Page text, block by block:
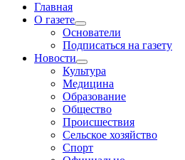
Главная
О газете
Основатели
Подписаться на газету
Новости
Культура
Медицина
Образование
Общество
Происшествия
Сельское хозяйство
Спорт